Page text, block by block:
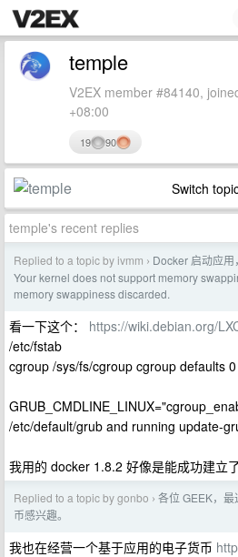
temple
V2EX member #84140,
+08:00
19 90
Switch
temple's recent replies
Replied to a topic by ivmm › Docker 启动应
Your kernel does not support memory
memory swappiness discarded.
看一下这个： https://wiki.debian.org/
/etc/fstab
cgroup /sys/fs/cgroup cgroup defaults
/etc/default/grub and running update-
我用的 docker 1.8.2 好像是能成功建立
Replied to a topic by gonbo › 各位 GEEK，
币感兴趣。
我也在经营一个基于应用的电子货币